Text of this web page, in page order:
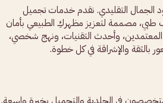
الجمال التقليدي. نقدم خدمات تجميل
طبي، مصممة لتعزيز مظهركِ الطبيعي بأمان
وأحدث التقنيات، ونهج شخصي،
بالثقة والإشراقة في كل خطوة.